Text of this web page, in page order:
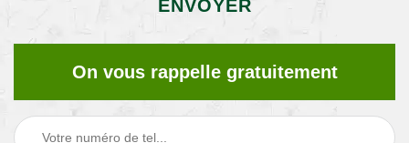
On vous rappelle gratuitement